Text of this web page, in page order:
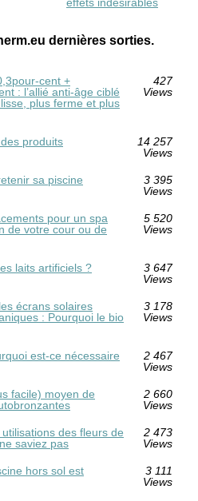
effets indésirables
dernières sorties.
cent +
: l’allié anti‑âge ciblé
plus ferme et plus
427
Views
produits
14 257
Views
sa piscine
3 395
Views
pour un spa
de votre cour ou de
5 520
Views
laits artificiels ?
3 647
Views
écrans solaires
: Pourquoi le bio
3 178
Views
est-ce nécessaire
2 467
Views
facile) moyen de
2 660
Views
des fleurs de
saviez pas
2 473
Views
hors sol est
3 111
Views